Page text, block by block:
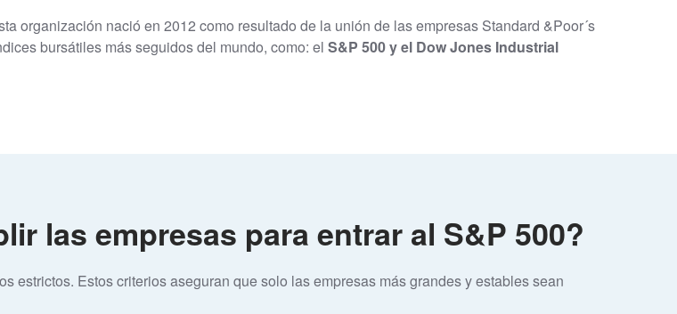
organización nació en 2012 como resultado de la unión de las empresas Standard &Poor´s
bursátiles más seguidos del mundo, como: el S&P 500 y el Dow Jones Industrial
las empresas para entrar al S&P 500?
estrictos. Estos criterios aseguran que solo las empresas más grandes y estables sean